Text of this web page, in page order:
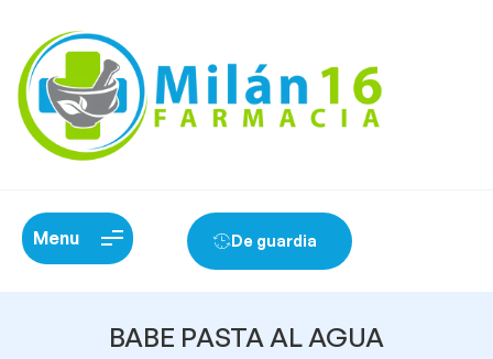
Menu De guardia
BABE PASTA AL AGUA